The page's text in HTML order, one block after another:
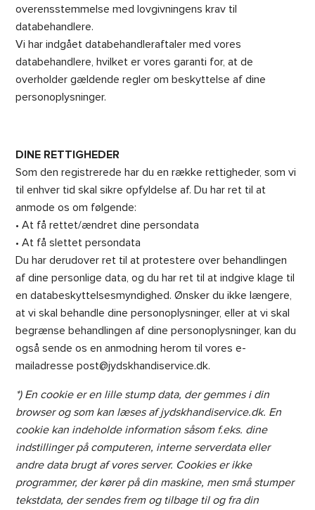
overensstemmelse med lovgivningens krav til
databehandlere.
Vi har indgået databehandleraftaler med vores
databehandlere, hvilket er vores garanti for, at de
overholder gældende regler om beskyttelse af dine
personoplysninger.
DINE RETTIGHEDER
Som den registrerede har du en række rettigheder, som vi
til enhver tid skal sikre opfyldelse af. Du har ret til at
anmode os om følgende:
• At få rettet/ændret dine persondata
• At få slettet persondata
Du har derudover ret til at protestere over behandlingen
af dine personlige data, og du har ret til at indgive klage til
en databeskyttelsesmyndighed. Ønsker du ikke længere,
at vi skal behandle dine personoplysninger, eller at vi skal
begrænse behandlingen af dine personoplysninger, kan du
også sende os en anmodning herom til vores e-
mailadresse post@jydskhandiservice.dk.
*) En cookie er en lille stump data, der gemmes i din
browser og som kan læses af jydskhandiservice.dk. En
cookie kan indeholde information såsom f.eks. dine
indstillinger på computeren, interne serverdata eller
andre data brugt af vores server. Cookies er ikke
programmer, der kører på din maskine, men små stumper
tekstdata, der sendes frem og tilbage til og fra din